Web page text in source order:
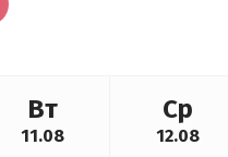
Вт
11.08
Ср
12.08